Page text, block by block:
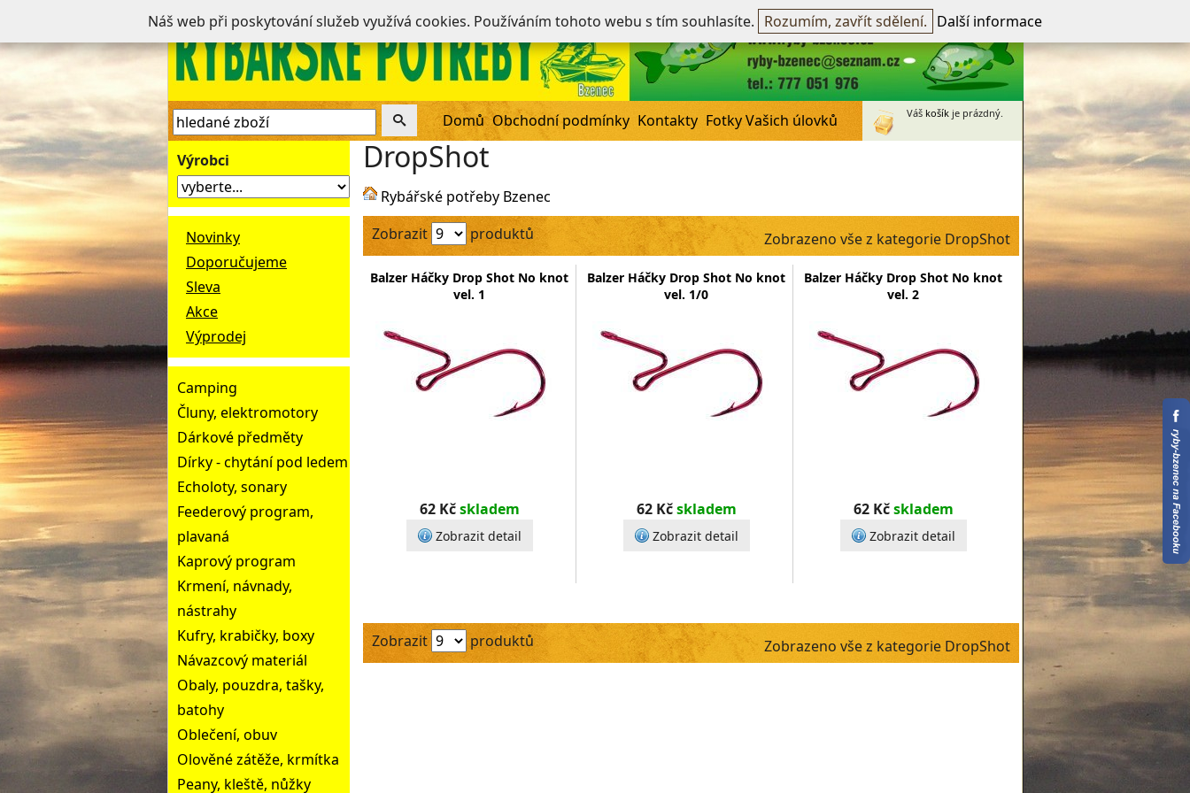
Nepřihlášen -přihlásit~Registrovat
Domů Obchodní podmínky Kontakty Fotky Vašich úlovků Váš košík je prázdný.
Výrobci
Novinky
Doporučujeme
Sleva
Akce
Výprodej
Camping
Čluny, elektromotory
Dárkové předměty
Dírky - chytání pod ledem
Echoloty, sonary
Feederový program,
plavaná
Kaprový program
Krmení, návnady,
nástrahy
Kufry, krabičky, boxy
Návazcový materiál
Obaly, pouzdra, tašky,
batohy
Oblečení, obuv
Olověné zátěže, krmítka
Peany, kleště, nůžky
DropShot
Rybářské potřeby Bzenec
Zobrazit
produktů Zobrazeno vše z kategorie DropShot
Balzer Háčky Drop Shot No knot
vel. 1
62 Kč skladem
Zobrazit detail
Balzer Háčky Drop Shot No knot
vel. 1/0
62 Kč skladem
Zobrazit detail
Balzer Háčky Drop Shot No knot
vel. 2
62 Kč skladem
Zobrazit detail
Zobrazit produktů Zobrazeno vše z kategorie DropShot
Náš web při poskytování služeb využívá cookies. Používáním tohoto webu s tím souhlasíte. Rozumím, zavřít sdělení. Další informace